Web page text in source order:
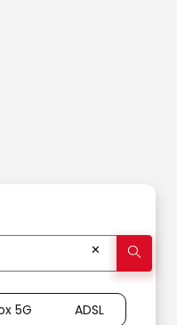
✕
5G ADSL